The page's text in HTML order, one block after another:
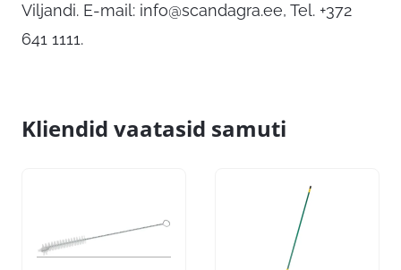
Viljandi. E-mail: info@scandagra.ee, Tel. +372
641 1111.
Kliendid vaatasid samuti